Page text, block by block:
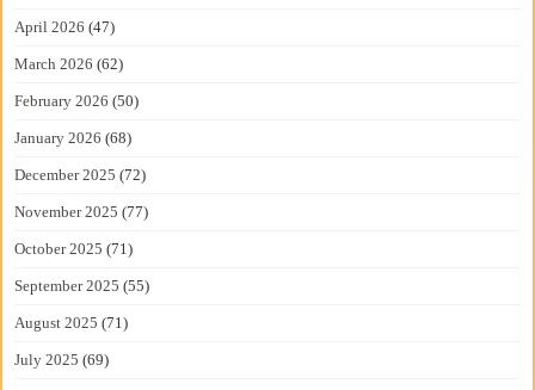
April 2026 (47)
March 2026 (62)
February 2026 (50)
January 2026 (68)
December 2025 (72)
November 2025 (77)
October 2025 (71)
September 2025 (55)
August 2025 (71)
July 2025 (69)